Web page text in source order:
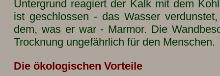
Untergrund reagiert der Kalk mit dem
ist geschlossen - das Wasser
dem, was er war - Marmor. Die
Trocknung ungefährlich für den Menschen.
Die ökologischen Vorteile